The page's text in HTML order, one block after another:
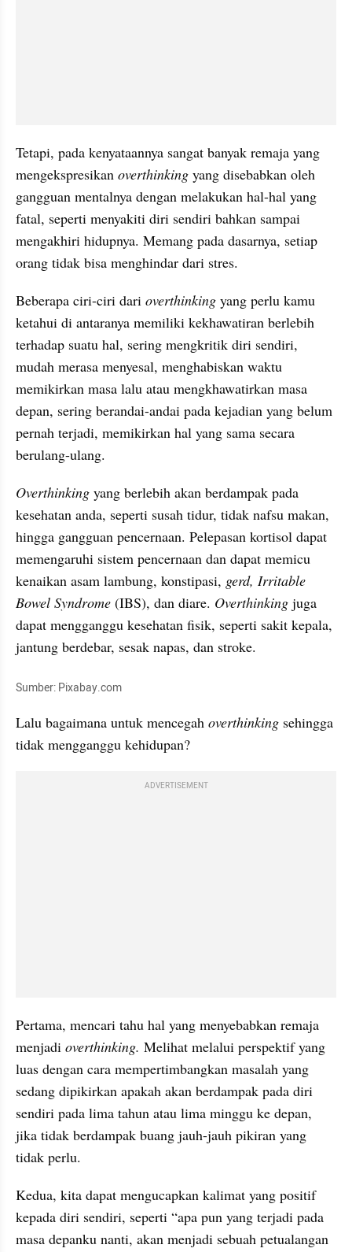
Tetapi, pada kenyataannya sangat banyak remaja yang
mengekspresikan overthinking yang disebabkan oleh
gangguan mentalnya dengan melakukan hal-hal yang
fatal, seperti menyakiti diri sendiri bahkan sampai
mengakhiri hidupnya. Memang pada dasarnya, setiap
orang tidak bisa menghindar dari stres.
Beberapa ciri-ciri dari overthinking yang perlu kamu
ketahui di antaranya memiliki kekhawatiran berlebih
terhadap suatu hal, sering mengkritik diri sendiri,
mudah merasa menyesal, menghabiskan waktu
memikirkan masa lalu atau mengkhawatirkan masa
depan, sering berandai-andai pada kejadian yang belum
pernah terjadi, memikirkan hal yang sama secara
berulang-ulang.
Overthinking yang berlebih akan berdampak pada
kesehatan anda, seperti susah tidur, tidak nafsu makan,
hingga gangguan pencernaan. Pelepasan kortisol dapat
memengaruhi sistem pencernaan dan dapat memicu
kenaikan asam lambung, konstipasi, gerd, Irritable
Bowel Syndrome (IBS), dan diare. Overthinking juga
dapat mengganggu kesehatan fisik, seperti sakit kepala,
jantung berdebar, sesak napas, dan stroke.
Sumber: Pixabay.com
Lalu bagaimana untuk mencegah overthinking sehingga
tidak mengganggu kehidupan?
ADVERTISEMENT
Pertama, mencari tahu hal yang menyebabkan remaja
menjadi overthinking. Melihat melalui perspektif yang
luas dengan cara mempertimbangkan masalah yang
sedang dipikirkan apakah akan berdampak pada diri
sendiri pada lima tahun atau lima minggu ke depan,
jika tidak berdampak buang jauh-jauh pikiran yang
tidak perlu.
Kedua, kita dapat mengucapkan kalimat yang positif
kepada diri sendiri, seperti “apa pun yang terjadi pada
masa depanku nanti, akan menjadi sebuah petualangan